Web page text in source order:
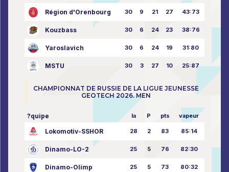
Région d'Orenbourg 30 9 21 27 43:73
Kouzbass 30 6 24 23 38:76
Yaroslavich 30 6 24 19 31:80
MSTU 30 3 27 10 25:87
CHAMPIONNAT DE RUSSIE DE LA LIGUE JEUNESSE
GEOTECH 2026. MEN
?quipe la P pts vapeur
Lokomotiv-SSHOR 28 2 83 85:14
Dinamo-LO-2 25 5 76 82:30
Dinamo-Olimp 25 5 73 80:32